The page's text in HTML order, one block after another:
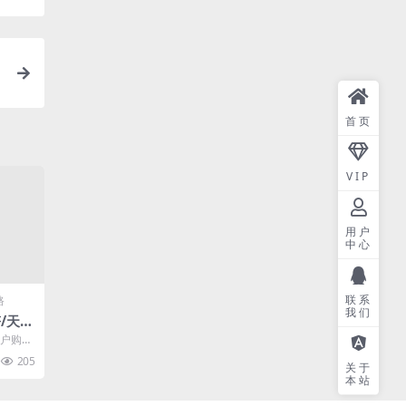
天套
购买
餐信
205
首页
VIP
用户
中心
联系
我们
关于
本站